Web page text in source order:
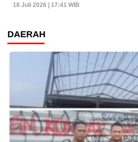
18 Juli 2026 | 17:41 WIB
DAERAH